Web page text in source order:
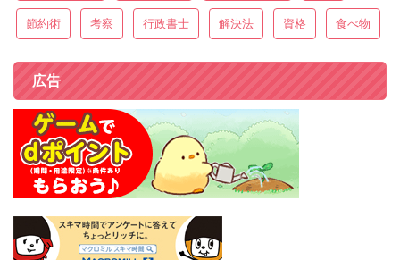
節約術 考察 行政書士 解決法 資格 食べ物
広告